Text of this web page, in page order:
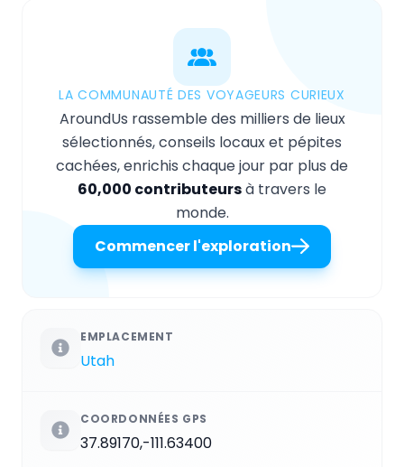
LA COMMUNAUTÉ DES VOYAGEURS CURIEUX
AroundUs rassemble des milliers de lieux
sélectionnés, conseils locaux et pépites
cachées, enrichis chaque jour par plus de
60,000 contributeursà travers le
monde.
Commencer l'exploration
EMPLACEMENT
Utah
COORDONNÉES GPS
37.89170,-111.63400